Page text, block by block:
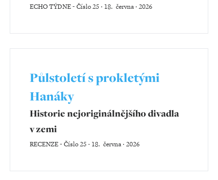
ECHO TÝDNE-Číslo 25 ‧ 18. června ‧ 2026
Půlstoletí s prokletými
Hanáky
Historie nejoriginálnějšího divadla
v zemi
RECENZE-Číslo 25 ‧ 18. června ‧ 2026